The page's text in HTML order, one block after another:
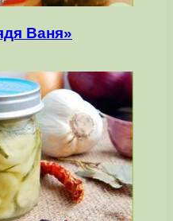
Ваня»